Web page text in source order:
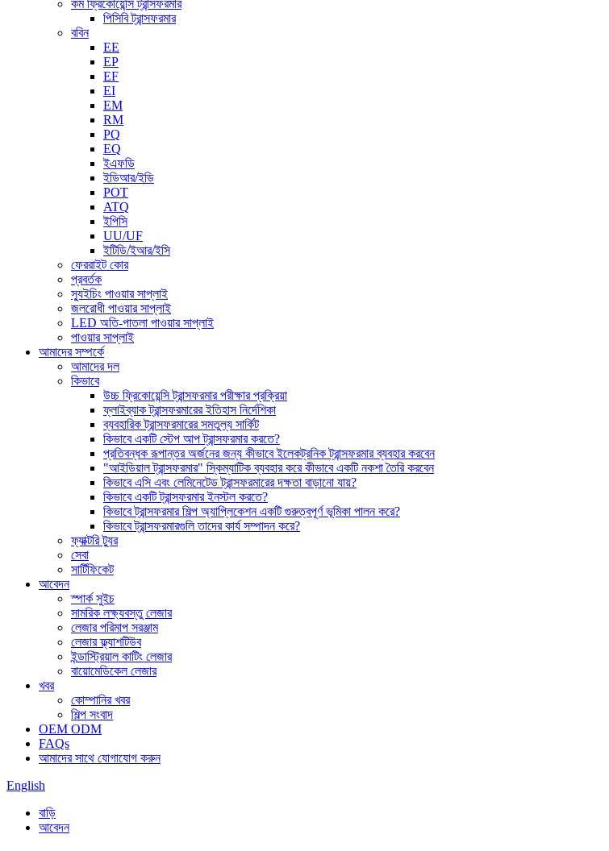
কম ফ্রিকোয়েন্সি ট্রান্সফরমার
পিসিবি ট্রান্সফরমার
ববিন
EE
EP
EF
EI
EM
RM
PQ
EQ
ইএফডি
ইডিআর/ইডি
POT
ATQ
ইপিসি
UU/UF
ইটিডি/ইআর/ইসি
ফেররাইট কোর
প্রবর্তক
স্যুইচিং পাওয়ার সাপ্লাই
জলরোধী পাওয়ার সাপ্লাই
LED অতি-পাতলা পাওয়ার সাপ্লাই
পাওয়ার সাপ্লাই
আমাদের সম্পর্কে
আমাদের দল
কিভাবে
উচ্চ ফ্রিকোয়েন্সি ট্রান্সফরমার পরীক্ষার প্রক্রিয়া
ফ্লাইব্যাক ট্রান্সফরমারের ইতিহাস নির্দেশিকা
ব্যবহারিক ট্রান্সফরমারের সমতুল্য সার্কিট
কিভাবে একটি স্টেপ আপ ট্রান্সফরমার করতে?
প্রতিবন্ধক রূপান্তর অর্জনের জন্য কীভাবে ইলেকট্রনিক ট্রান্সফরমার ব্যবহার করবেন
"আইডিয়াল ট্রান্সফরমার" স্কিম্যাটিক ব্যবহার করে কীভাবে একটি নকশা তৈরি করবেন
কিভাবে এসি এবং লেমিনেটেড ট্রান্সফরমারের দক্ষতা বাড়ানো যায়?
কিভাবে একটি ট্রান্সফরমার ইনস্টল করতে?
কিভাবে ট্রান্সফরমার শিল্প অ্যাপ্লিকেশন একটি গুরুত্বপূর্ণ ভূমিকা পালন করে?
কিভাবে ট্রান্সফরমারগুলি তাদের কার্য সম্পাদন করে?
ফ্যাক্টরি ট্যুর
সেবা
সার্টিফিকেট
আবেদন
স্পার্ক সুইচ
সামরিক লক্ষ্যবস্তু লেজার
লেজার পরিমাপ সরঞ্জাম
লেজার ফ্ল্যাশটিউব
ইন্ডাস্ট্রিয়াল কাটিং লেজার
বায়োমেডিকেল লেজার
খবর
কোম্পানির খবর
শিল্প সংবাদ
OEM ODM
FAQs
আমাদের সাথে যোগাযোগ করুন
English
বাড়ি
আবেদন